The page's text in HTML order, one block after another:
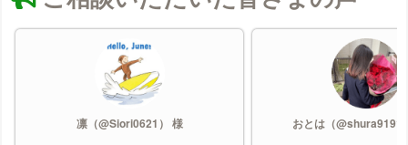
凛（@Siori0621） 様 おとは（